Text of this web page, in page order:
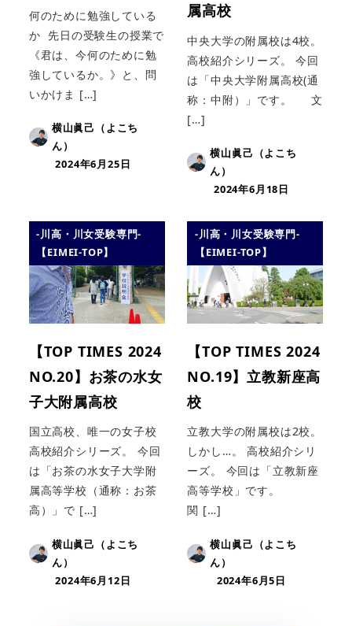
何のために勉強している
か 先日の受験生の授業で
《君は、今何のために勉
強しているか。》と、問
いかけま […]
横山眞己（よこち
ん）
2024年6月25日
属高校
中央大学の附属校は4校。
高校紹介シリーズ。 今回
は「中央大学附属高校(通
称：中附）」です。 文
[…]
横山眞己（よこち
ん）
2024年6月18日
-川高・川女受験専門-
【EIMEI-TOP】
【TOP TIMES 2024
NO.20】お茶の水女
子大附属高校
国立高校、唯一の女子校
高校紹介シリーズ。 今回
は「お茶の水女子大学附
属高等学校（通称：お茶
高）」で […]
横山眞己（よこち
ん）
2024年6月12日
-川高・川女受験専門-
【EIMEI-TOP】
【TOP TIMES 2024
NO.19】立教新座高
校
立教大学の附属校は2校。
しかし…。 高校紹介シリ
ーズ。 今回は「立教新座
高等学校」です。
関 […]
横山眞己（よこち
ん）
2024年6月5日